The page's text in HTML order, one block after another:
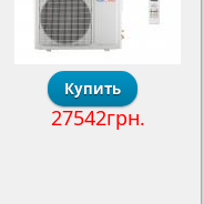
27542грн.